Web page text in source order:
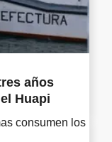
años
Huapi